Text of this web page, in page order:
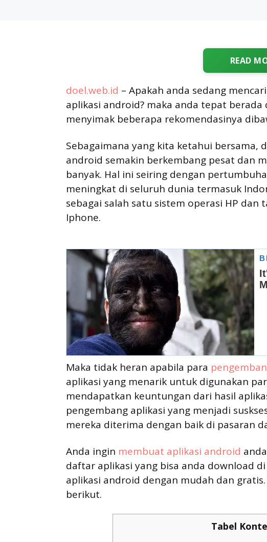
READ
doel.web.id – Apakah anda sedang
aplikasi android? maka anda tepat
menyimak beberapa rekomendasinya
Sebagaimana yang kita ketahui bersama,
android semakin berkembang pesat dan
banyak. Hal ini seiring dengan
meningkat di seluruh dunia termasuk
sebagai salah satu sistem operasi HP
Iphone.
Maka tidak heran apabila para
aplikasi yang menarik untuk digunakan
mendapatkan keuntungan dari hasil
pengembang aplikasi yang menjadi
mereka diterima dengan baik di pasaran
Anda ingin membuat aplikasi android
daftar aplikasi yang bisa anda download
aplikasi android dengan mudah dan
berikut.
Tabel